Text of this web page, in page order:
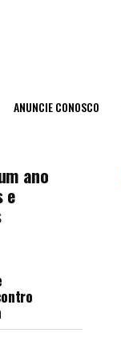
ANUNCIE CONOSCO
ano
e